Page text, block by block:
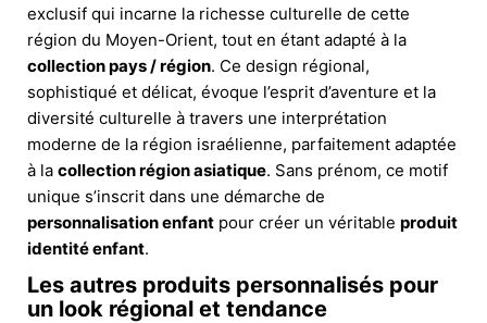
exclusif qui incarne la richesse culturelle de cette
région du Moyen-Orient, tout en étant adapté à la
collection pays / région. Ce design régional,
sophistiqué et délicat, évoque l’esprit d’aventure et la
diversité culturelle à travers une interprétation
moderne de la région israélienne, parfaitement adaptée
à la collection région asiatique. Sans prénom, ce motif
unique s’inscrit dans une démarche de
personnalisation enfant pour créer un véritable produit
identité enfant.
Les autres produits personnalisés pour
un look régional et tendance